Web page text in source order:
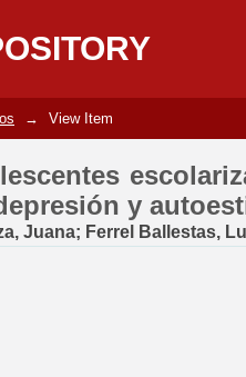
→ View Item
y
Juana; Ferrel Ballestas,